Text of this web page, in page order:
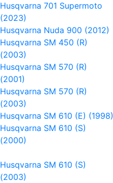
Husqvarna 701 Supermoto
(2023)
Husqvarna Nuda 900 (2012)
Husqvarna SM 450 (R)
(2003)
Husqvarna SM 570 (R)
(2001)
Husqvarna SM 570 (R)
(2003)
Husqvarna SM 610 (E) (1998)
Husqvarna SM 610 (S)
(2000)
Husqvarna SM 610 (S)
(2003)